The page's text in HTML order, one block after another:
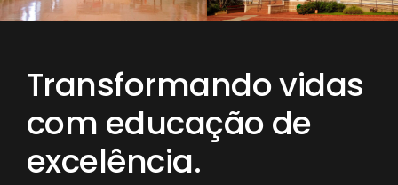
Transformando vidas
com educação de
excelência.